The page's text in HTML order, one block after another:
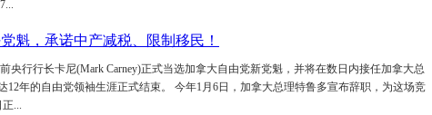
魁，承诺中产减税、限制移民！
央行行长卡尼(Mark Carney)正式当选加拿大自由党新党魁，并将在数日内接任加拿大总
12年的自由党领袖生涯正式结束。 今年1月6日，加拿大总理特鲁多宣布辞职，为这场竞
...